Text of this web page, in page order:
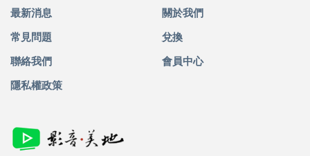
最新消息 關於我們
常見問題 兌換
聯絡我們 會員中心
隱私權政策